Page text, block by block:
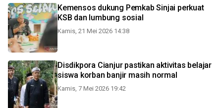
Kemensos dukung Pemkab Sinjai perkuat
KSB dan lumbung sosial
Kamis, 21 Mei 2026 14:38
Disdikpora Cianjur pastikan aktivitas belajar
siswa korban banjir masih normal
Kamis, 7 Mei 2026 19:42